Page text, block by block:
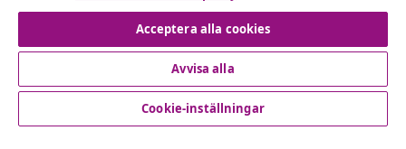
© 2008-2026 vidaXL www.vidaxl.se är en webbshop från
Acceptera alla cookies
Avvisa alla
Cookie-inställningar